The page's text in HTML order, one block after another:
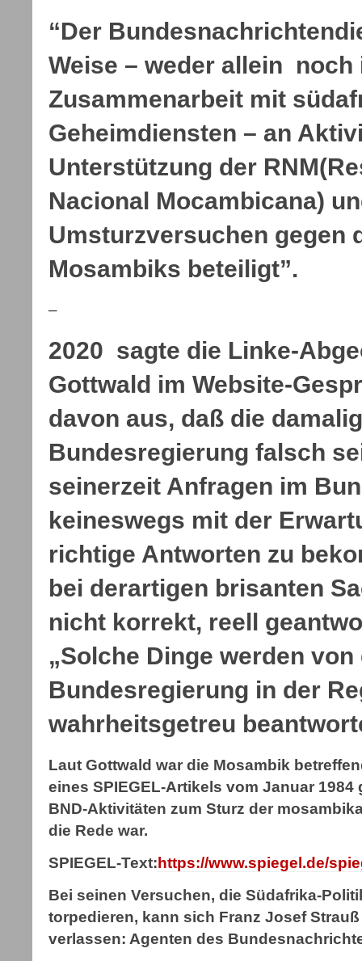
“Der
Weise – weder allein noch
Zusammenarbeit mit
Geheimdiensten – an
Unterstützung der
Nacional Mocambicana)
Umsturzversuchen gegen
Mosambiks beteiligt”.
–
2020 sagte die Linke-
Gottwald im Website-
davon aus, daß die
Bundesregierung falsch
seinerzeit Anfragen im
keineswegs mit der
richtige Antworten zu
bei derartigen brisanten
nicht korrekt, reell
„Solche Dinge werden von
Bundesregierung in der
wahrheitsgetreu
Laut Gottwald war die Mosambik
eines SPIEGEL-Artikels vom Januar
BND-Aktivitäten zum Sturz der
die Rede war.
SPIEGEL-Text:https://www.spiegel.de/
Bei seinen Versuchen, die Südafrika-
torpedieren, kann sich Franz Josef
verlassen: Agenten des